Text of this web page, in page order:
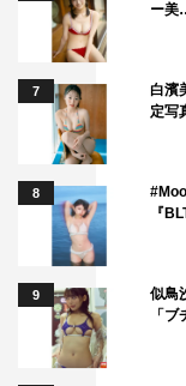
ー美
7
白濱
定写
8
『
9
似鳥
「